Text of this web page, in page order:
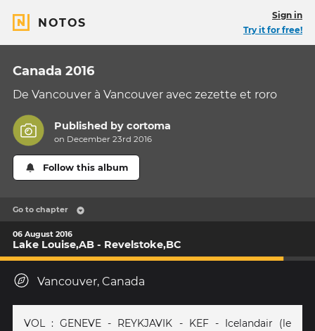
NOTOS
Sign in
Try it for free!
Canada 2016
De Vancouver à Vancouver avec zezette et roro
Published bycortoma
on December 23rd 2016
Follow this album
Go to chapter
06 August 2016
Lake Louise,AB - Revelstoke,BC
Vancouver, Canada
VOL : GENEVE - REYKJAVIK - KEF - Icelandair (le